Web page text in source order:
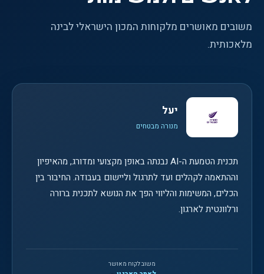
משובים מאושרים מלקוחות המכון הישראלי לבינה
מלאכותית.
יעל
מנורה מבטחים
תכנית הטמעת ה-AI נבנתה באופן מקצועי ומדורג, מהאיפיון
וההתאמה לקהלים ועד לתרגול וליישום בעבודה. החיבור בין
הכלים, המשימות והליווי הפך את הנושא לתכנית ברורה
ורלוונטית לארגון.
משוב לקוח מאושר